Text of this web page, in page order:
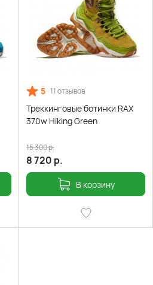
5 11 отзывов
Треккинговые ботинки RAX
370w Hiking Green
8 720 р.
15 300р.
В корзину